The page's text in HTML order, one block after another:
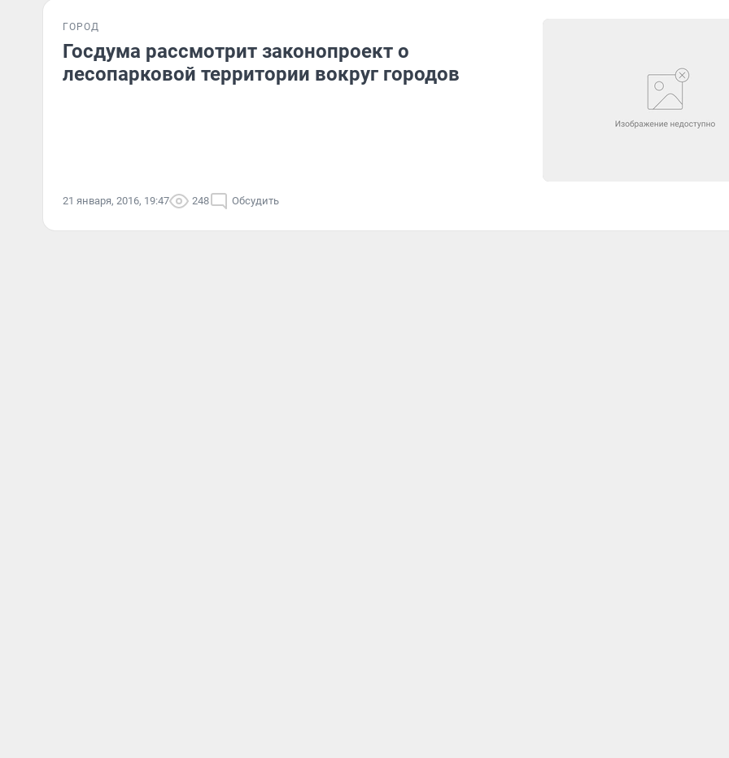
ГОРОД
Госдума рассмотрит законопроект о
лесопарковой территории вокруг городов
21 января, 2016, 19:47 248 Обсудить